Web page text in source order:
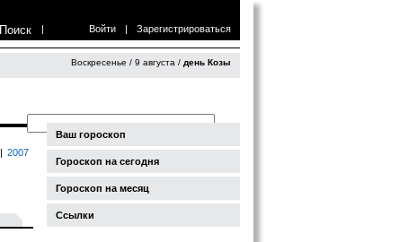
Поиск | Войти | Зарегистрироваться
Воскресенье / 9 августа / день Козы
| 2007
Ваш гороскоп
Гороскоп на сегодня
Гороскоп на месяц
Ссылки